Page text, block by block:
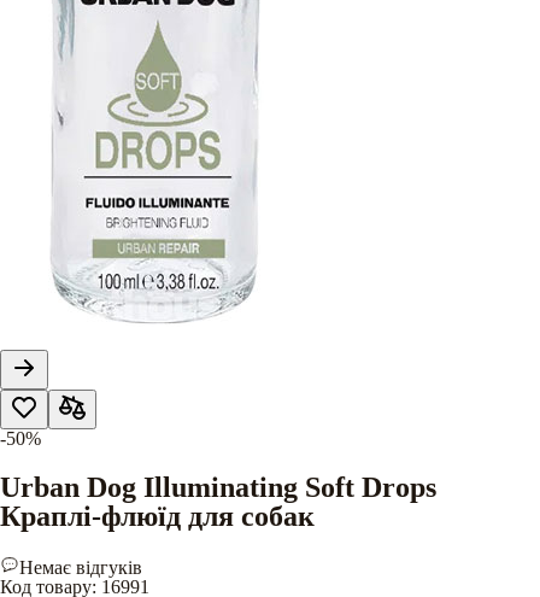
-50%
Urban Dog Illuminating Soft Drops
Краплі-флюїд для собак
Немає відгуків
Код товару: 16991